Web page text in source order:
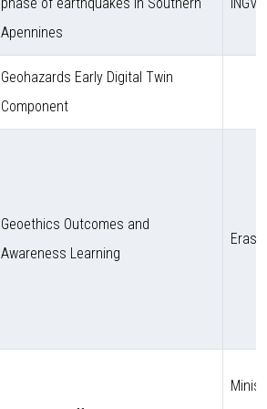
Apennines
Geohazards Early Digital Twin
Component
Geoethics Outcomes and
Awareness Learning